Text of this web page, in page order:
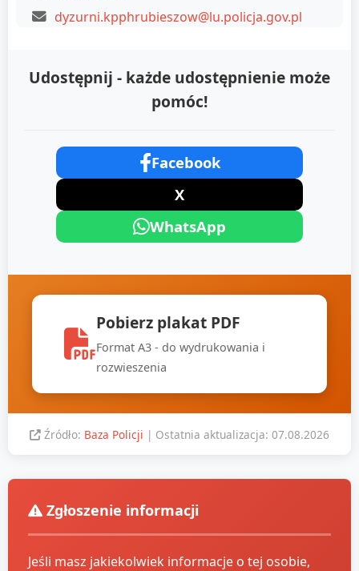
dyzurni.kpphrubieszow@lu.policja.gov.pl
Udostępnij - każde udostępnienie może
pomóc!
Facebook
X
WhatsApp
Pobierz plakat PDF
Format A3 - do wydrukowania i
rozwieszenia
Źródło: Baza Policji | Ostatnia aktualizacja: 07.08.2026
Zgłoszenie informacji
Jeśli masz jakiekolwiek informacje o tej osobie,